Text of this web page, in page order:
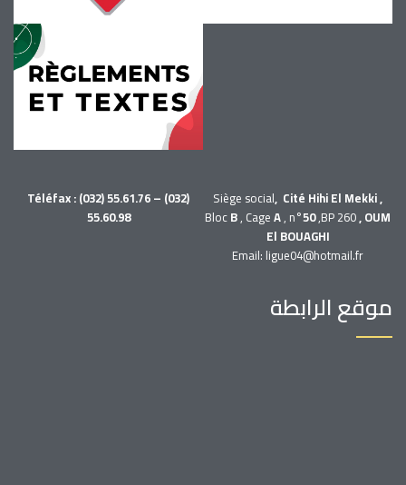
Siège social, Cité Hihi El Mekki ,
BlocB, CageA, n°50,BP 260, OUM
El BOUAGHI
Téléfax : (032) 55.61.76 – (032)
55.60.98
Email: ligue04@hotmail.fr
موقع الرابطة